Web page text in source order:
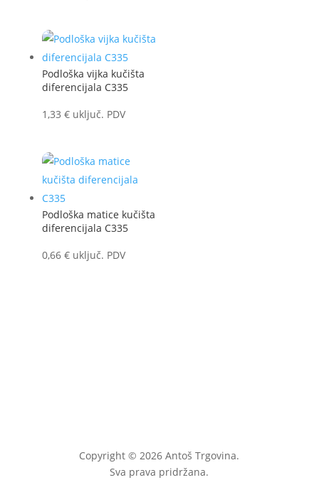
Podloška vijka kučišta
diferencijala C335
1,33 € uključ. PDV
Podloška matice kučišta
diferencijala C335
0,66 € uključ. PDV
Copyright © 2026 Antoš Trgovina.
Sva prava pridržana.